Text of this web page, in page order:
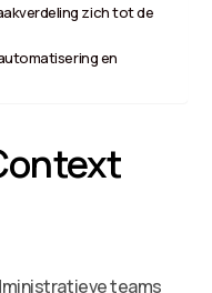
zich tot de
en
teams